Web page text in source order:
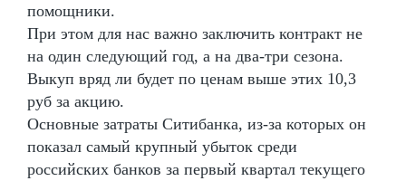
помощники.
При этом для нас важно заключить контракт не
на один следующий год, а на два-три сезона.
Выкуп вряд ли будет по ценам выше этих 10,3
руб за акцию.
Основные затраты Ситибанка, из-за которых он
показал самый крупный убыток среди
российских банков за первый квартал текущего